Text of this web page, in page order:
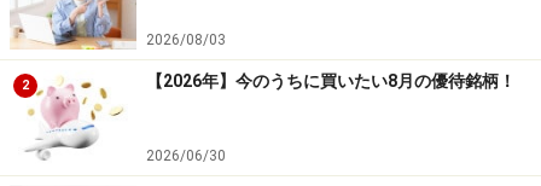
2026/08/03
2 【2026年】今のうちに買いたい8月の優待銘柄！
2026/06/30